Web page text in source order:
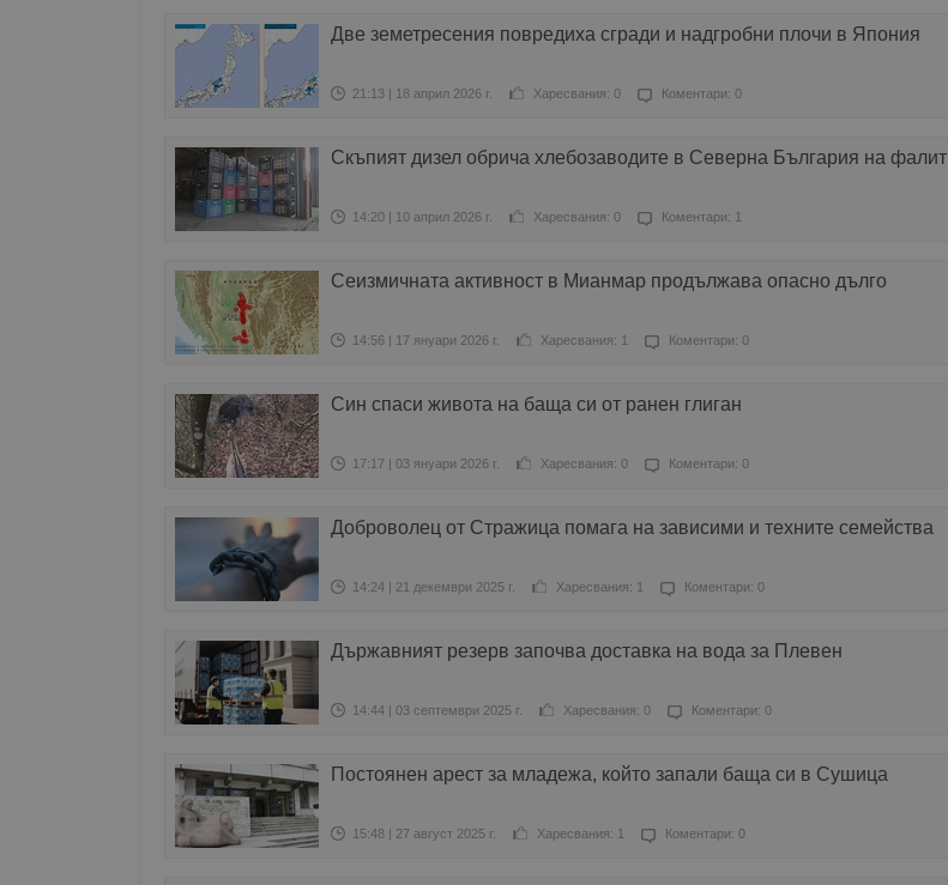
Две земетресения повредиха сгради и надгробни плочи в Япония
21:13 | 18 април 2026 г. Харесвания: 0 Коментари: 0
Скъпият дизел обрича хлебозаводите в Северна България на фалит
14:20 | 10 април 2026 г. Харесвания: 0 Коментари: 1
Сеизмичната активност в Мианмар продължава опасно дълго
14:56 | 17 януари 2026 г. Харесвания: 1 Коментари: 0
Син спаси живота на баща си от ранен глиган
17:17 | 03 януари 2026 г. Харесвания: 0 Коментари: 0
Доброволец от Стражица помага на зависими и техните семейства
14:24 | 21 декември 2025 г. Харесвания: 1 Коментари: 0
Държавният резерв започва доставка на вода за Плевен
14:44 | 03 септември 2025 г. Харесвания: 0 Коментари: 0
Постоянен арест за младежа, който запали баща си в Сушица
15:48 | 27 август 2025 г. Харесвания: 1 Коментари: 0